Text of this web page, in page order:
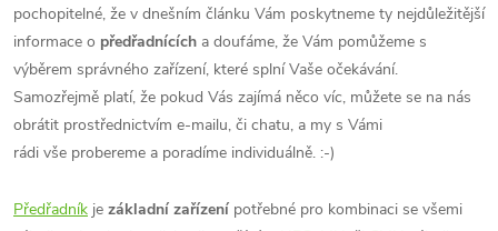
pochopitelné, že v dnešním článku Vám poskytneme ty nejdůležitější
informace o předřadnících a doufáme, že Vám pomůžeme s
výběrem správného zařízení, které splní Vaše očekávání.
Samozřejmě platí, že pokud Vás zajímá něco víc, můžete se na nás
obrátit prostřednictvím e-mailu, či chatu, a my s Vámi
rádi vše probereme a poradíme individuálně. :-)
Předřadník je základní zařízení potřebné pro kombinaci se všemi